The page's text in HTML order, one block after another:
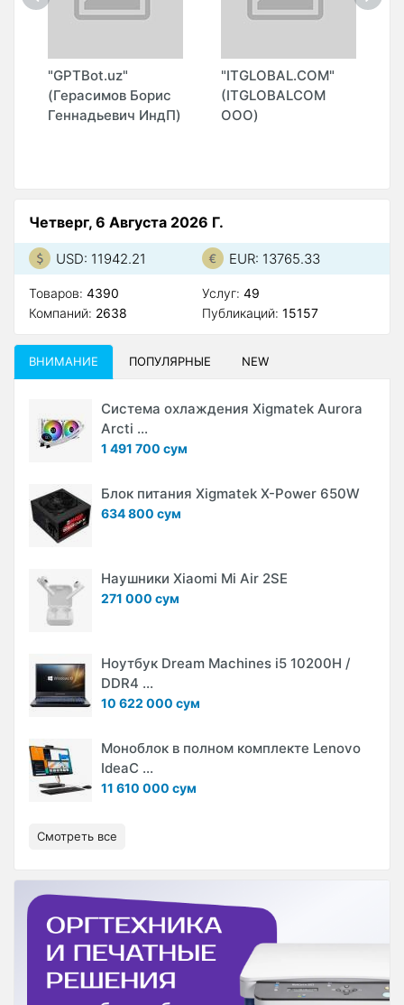
"GPTBot.uz"
(Герасимов Борис
Геннадьевич ИндП)
"ITGLOBAL.COM"
(ITGLOBALCOM
ООО)
Четверг, 6 Августа 2026 Г.
USD: 11942.21 EUR: 13765.33
Товаров: 4390
Компаний: 2638
Услуг: 49
Публикаций: 15157
ВНИМАНИЕ ПОПУЛЯРНЫЕ NEW
Система охлаждения Xigmatek Aurora
Arcti ...
1 491 700 сум
Блок питания Xigmatek X-Power 650W
634 800 сум
Наушники Xiaomi Mi Air 2SE
271 000 сум
Ноутбук Dream Machines i5 10200H /
DDR4 ...
10 622 000 сум
Моноблок в полном комплекте Lenovo
IdeaC ...
11 610 000 сум
Смотреть все